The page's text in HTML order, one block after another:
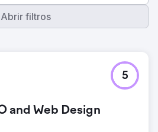
Abrir filtros
and Web Design
5